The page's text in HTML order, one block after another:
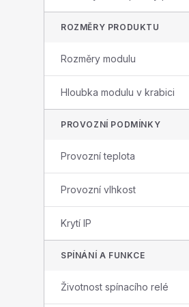
ROZMĚRY PRODUKTU
Rozměry modulu
Hloubka modulu v krabici
PROVOZNÍ PODMÍNKY
Provozní teplota
Provozní vlhkost
Krytí IP
SPÍNÁNÍ A FUNKCE
Životnost spínacího relé